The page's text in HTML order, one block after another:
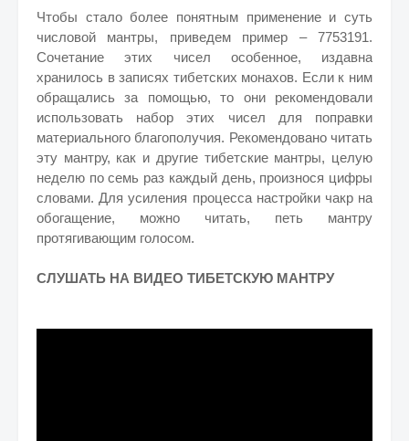
Чтобы стало более понятным применение и суть
числовой мантры, приведем пример – 7753191.
Сочетание этих чисел особенное, издавна
хранилось в записях тибетских монахов. Если к ним
обращались за помощью, то они рекомендовали
использовать набор этих чисел для поправки
материального благополучия. Рекомендовано читать
эту мантру, как и другие тибетские мантры, целую
неделю по семь раз каждый день, произнося цифры
словами. Для усиления процесса настройки чакр на
обогащение, можно читать, петь мантру
протягивающим голосом.
СЛУШАТЬ НА ВИДЕО ТИБЕТСКУЮ МАНТРУ